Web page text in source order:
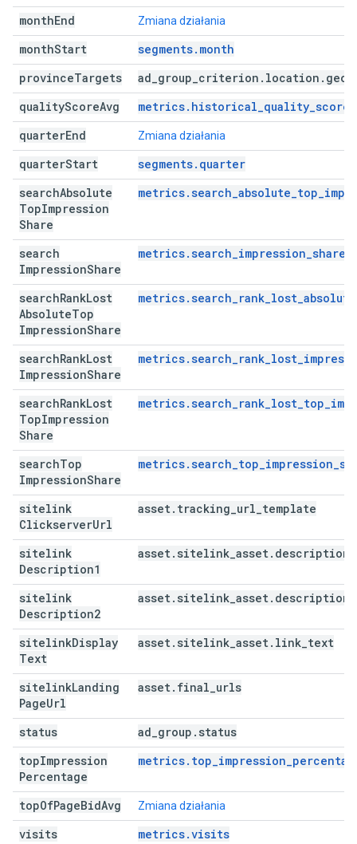
monthEnd Zmiana działania
monthStart
segments.month
provinceTargets ad group criterion . location . geo
qualityScoreAvg
metrics.historical_quality_score
quarterEnd Zmiana działania
quarterStart
segments.quarter
searchAbsolute
TopImpression
Share
search
ImpressionShare
metrics.search_impression_share
searchRankLost
AbsoluteTop
ImpressionShare
searchRankLost
ImpressionShare
searchRankLost
TopImpression
Share
searchTop
ImpressionShare
sitelink
ClickserverUrl
asset. tracking url template
sitelink
Description1
asset. sitelink asset. description
sitelink
Description2
asset. sitelink asset. description
sitelinkDisplay
Text
asset. sitelink asset. link text
sitelinkLanding
PageUrl
asset. final urls
status ad group . status
topImpression
Percentage
topOfPageBidAvg Zmiana działania
visits
metrics.visits